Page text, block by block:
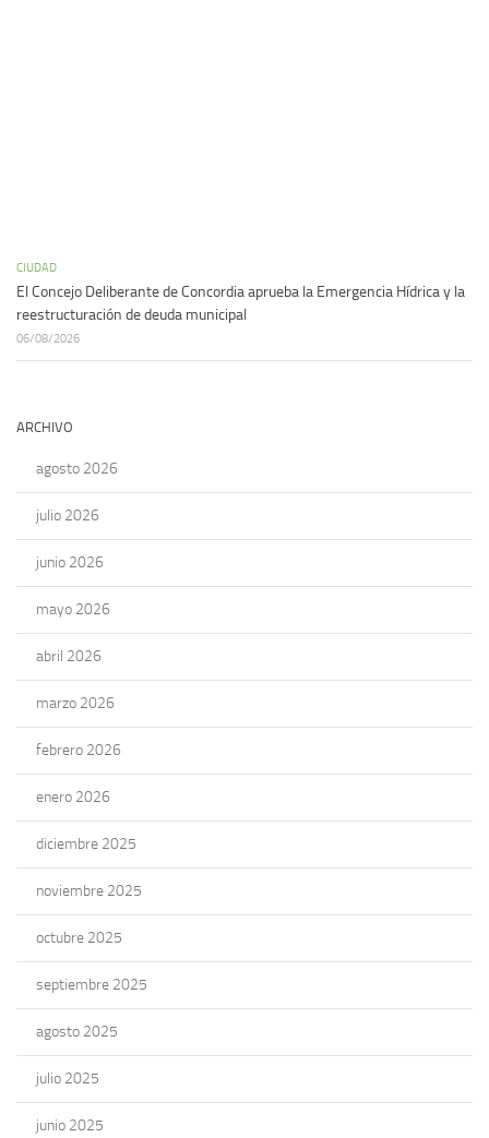
CIUDAD
El Concejo Deliberante de Concordia aprueba la Emergencia Hídrica y la
reestructuración de deuda municipal
06/08/2026
ARCHIVO
agosto 2026
julio 2026
junio 2026
mayo 2026
abril 2026
marzo 2026
febrero 2026
enero 2026
diciembre 2025
noviembre 2025
octubre 2025
septiembre 2025
agosto 2025
julio 2025
junio 2025